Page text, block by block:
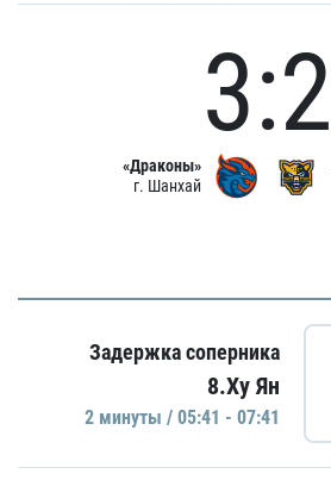
«Драконы»
г. Шанхай
3:2
Задержка соперника
8.Ху Ян
2 минуты / 05:41 - 07:41